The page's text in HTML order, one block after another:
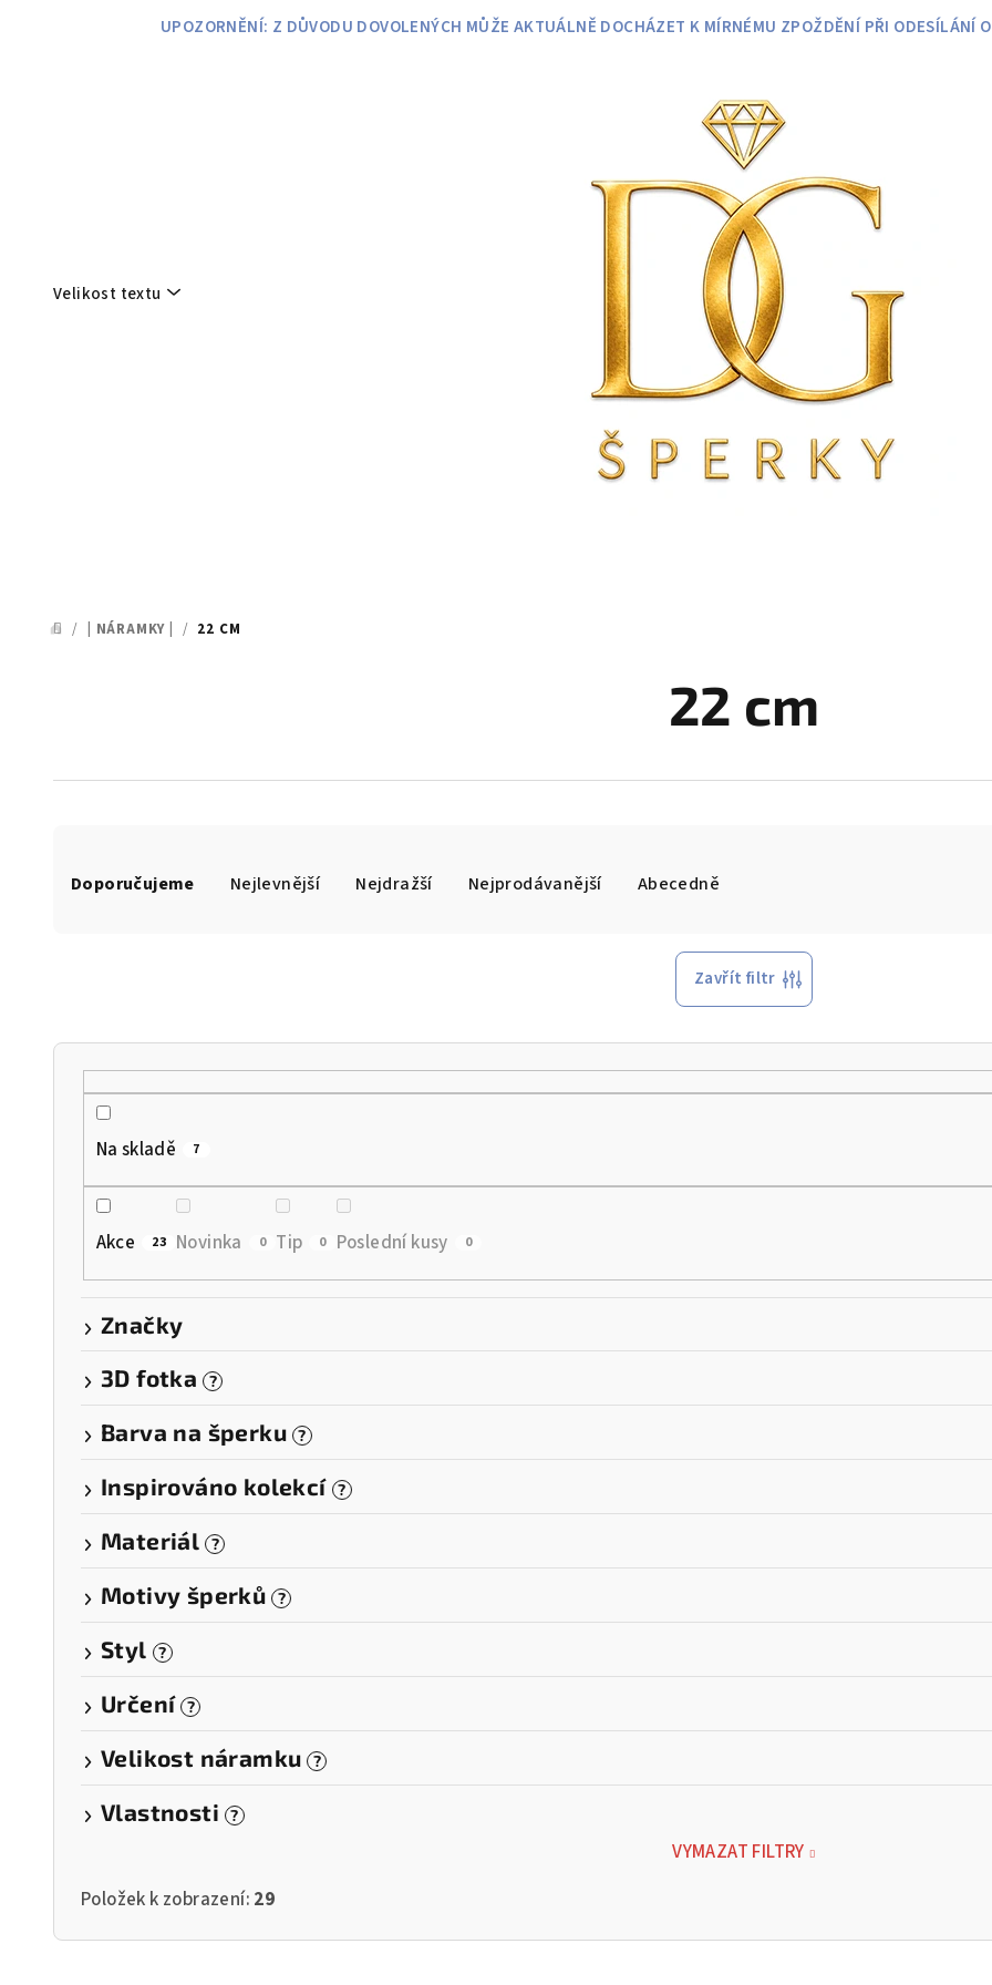
UPOZORNĚNÍ: Z DŮVODU DOVOLENÝCH MŮŽE AKTUÁLNĚ DOCHÁZET K MÍRNÉMU ZPOŽDĚNÍ PŘI ODESÍLÁNÍ
Velikost textu
DOMŮ
/ | NÁRAMKY | / 22 CM
22 cm
aDoporučujeme Nejlevnější Nejdražší Nejprodávanější Abecedně
Zavřít filtr
Na skladě 7
Akce 23 Novinka 0 Tip 0 Poslední kusy 0
Značky
3D fotka
?
Barva na šperku ?
Inspirováno kolekcí ?
Materiál ?
Motivy šperků ?
Styl ?
Určení ?
Velikost náramku ?
Vlastnosti ?
VYMAZAT FILTRY
Položek k zobrazení: 29